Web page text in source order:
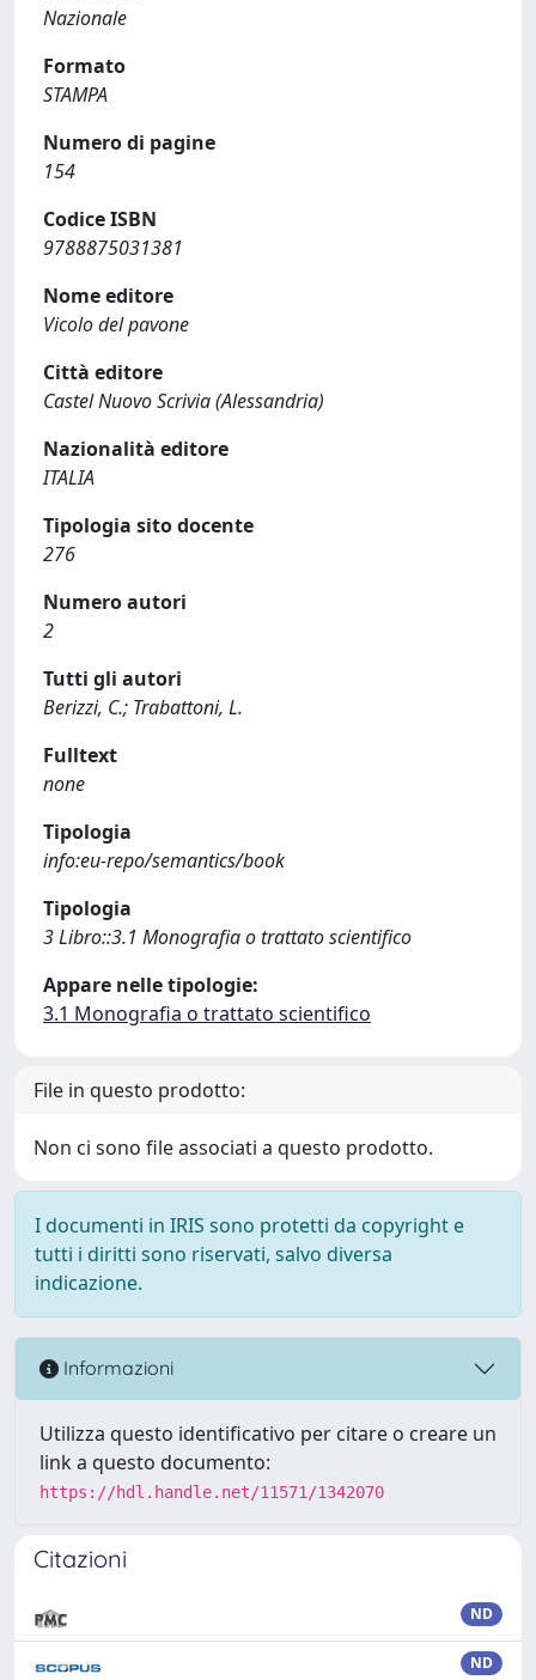
Nazionale
Formato
STAMPA
Numero di pagine
154
Codice ISBN
9788875031381
Nome editore
Vicolo del pavone
Città editore
Castel Nuovo Scrivia (Alessandria)
Nazionalità editore
ITALIA
Tipologia sito docente
276
Numero autori
2
Tutti gli autori
Berizzi, C.; Trabattoni, L.
Fulltext
none
Tipologia
info:eu-repo/semantics/book
Tipologia
3 Libro::3.1 Monografia o trattato scientifico
Appare nelle tipologie:
3.1 Monografia o trattato scientifico
File in questo prodotto:
Non ci sono file associati a questo prodotto.
I documenti in IRIS sono protetti da copyright e
tutti i diritti sono riservati, salvo diversa
indicazione.
Informazioni
Utilizza questo identificativo per citare o creare un
link a questo documento:
https://hdl.handle.net/11571/1342070
Citazioni
ND
ND